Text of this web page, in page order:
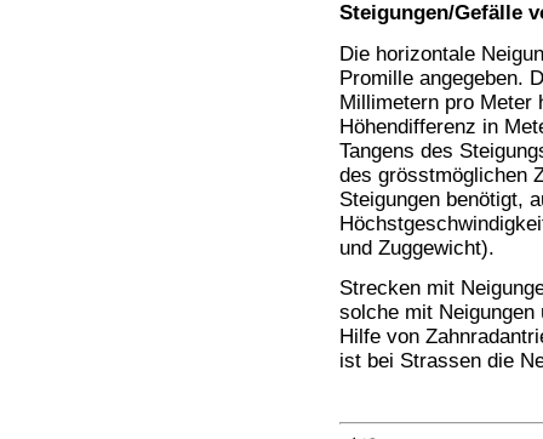
Steigungen/Gefälle
Die horizontale
Promille angegeben.
Millimetern pro Meter
Höhendifferenz in
Tangens des
des grösstmöglichen
Steigungen benötigt,
und Zuggewicht).
Strecken mit
solche mit Neigungen
Hilfe von
ist bei Strassen die